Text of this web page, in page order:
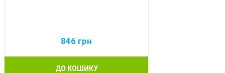
846 грн
ДО КОШИКУ